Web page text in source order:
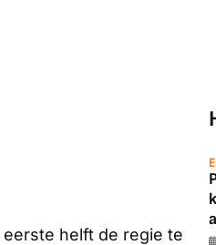
eerste helft de regie te